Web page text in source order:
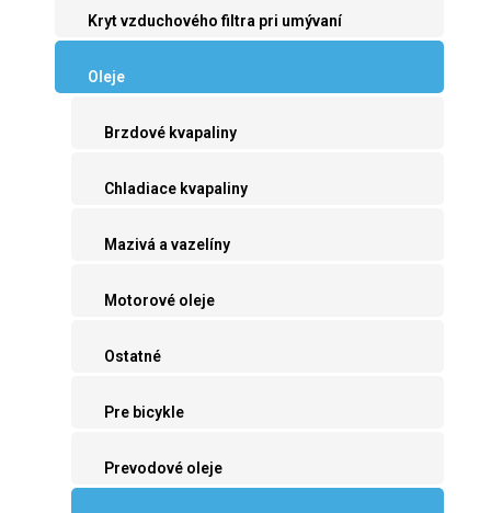
Kryt vzduchového filtra pri umývaní
Oleje
Brzdové kvapaliny
Chladiace kvapaliny
Mazivá a vazelíny
Motorové oleje
Ostatné
Pre bicykle
Prevodové oleje